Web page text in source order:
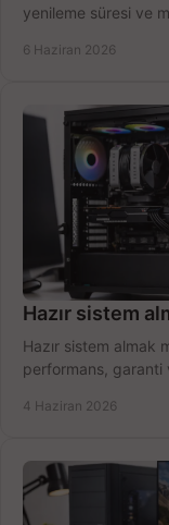
yenileme süresi ve
6 Haziran 2026
Hazır sistem
Hazır sistem almak
performans, garanti
4 Haziran 2026